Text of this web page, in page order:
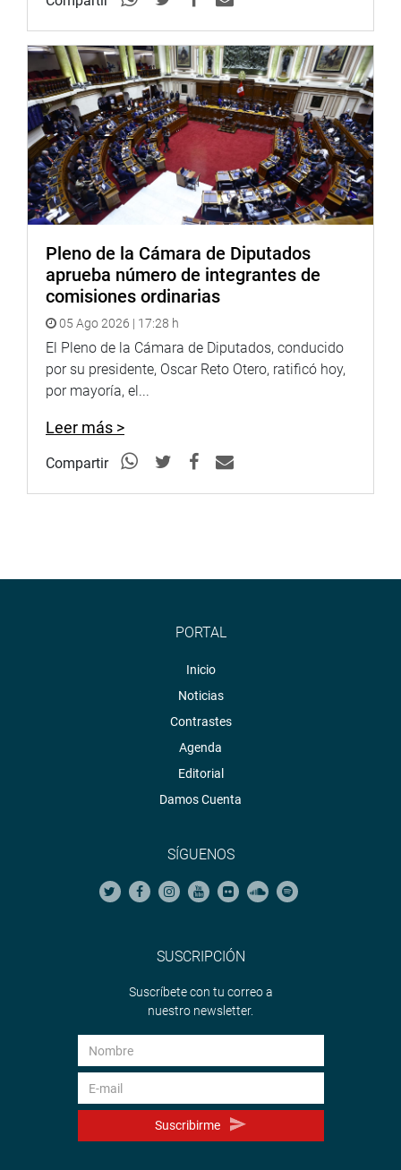
Pleno de la Cámara de Diputados
aprueba número de integrantes de
comisiones ordinarias
05 Ago 2026 | 17:28 h
El Pleno de la Cámara de Diputados, conducido
por su presidente, Oscar Reto Otero, ratificó hoy,
por mayoría, el...
Leer más >
Compartir
PORTAL
Inicio
Noticias
Contrastes
Agenda
Editorial
Damos Cuenta
SÍGUENOS
SUSCRIPCIÓN
Suscríbete con tu correo a
nuestro newsletter.
Suscribirme